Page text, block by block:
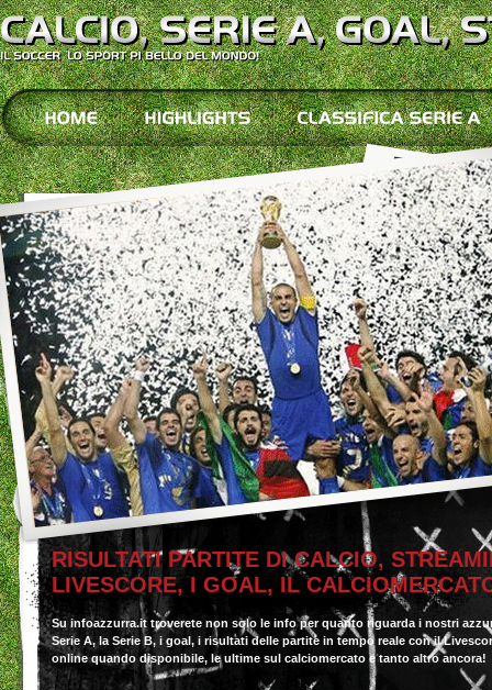
RISULTATI PARTITE DI CALCIO,
LIVESCORE, I GOAL, IL
Su infoazzurra.it troverete non solo le info per quanto riguarda i nostri
Serie A, la Serie B, i goal, i risultati delle partite in tempo reale con il
online quando disponibile, le ultime sul calciomercato e tanto altro ancora!